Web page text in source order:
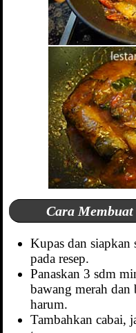
Cara Membuat
Kupas dan siapkan
pada resep.
Panaskan 3 sdm
bawang merah dan
harum.
Tambahkan cabai,